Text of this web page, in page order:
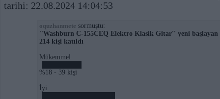
tarihi: 22.08.2024 14:04:53
oquzhanmete sormuştu:
''Washburn C-155CEQ Elektro Klasik Gitar'' yeni
214 kişi katıldı
Mükemmel
%18 - 39 kişi
İyi